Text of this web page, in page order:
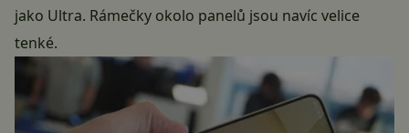
jako Ultra. Rámečky okolo panelů jsou navíc velice
tenké.